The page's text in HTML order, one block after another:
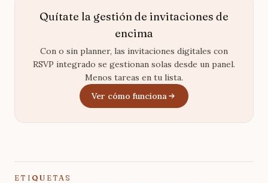
Quítate la gestión de invitaciones de
encima
Con o sin planner, las invitaciones digitales con
RSVP integrado se gestionan solas desde un panel.
Menos tareas en tu lista.
Ver cómo funciona
ETIQUETAS